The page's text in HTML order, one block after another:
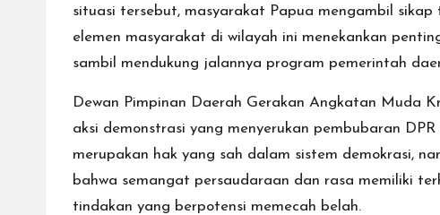
situasi tersebut, masyarakat Papua mengambil
elemen masyarakat di wilayah ini menekankan
sambil mendukung jalannya program pemerintah
Dewan Pimpinan Daerah Gerakan Angkatan Muda
aksi demonstrasi yang menyerukan pembubaran
merupakan hak yang sah dalam sistem demokrasi,
bahwa semangat persaudaraan dan rasa memiliki
tindakan yang berpotensi memecah belah.